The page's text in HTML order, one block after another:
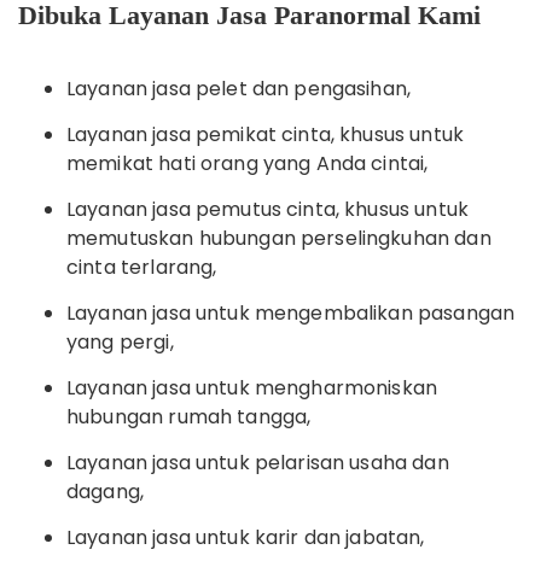
Dibuka Layanan Jasa Paranormal Kami
Layanan jasa pelet dan pengasihan,
Layanan jasa pemikat cinta, khusus untuk
memikat hati orang yang Anda cintai,
Layanan jasa pemutus cinta, khusus untuk
memutuskan hubungan perselingkuhan dan
cinta terlarang,
Layanan jasa untuk mengembalikan pasangan
yang pergi,
Layanan jasa untuk mengharmoniskan
hubungan rumah tangga,
Layanan jasa untuk pelarisan usaha dan
dagang,
Layanan jasa untuk karir dan jabatan,